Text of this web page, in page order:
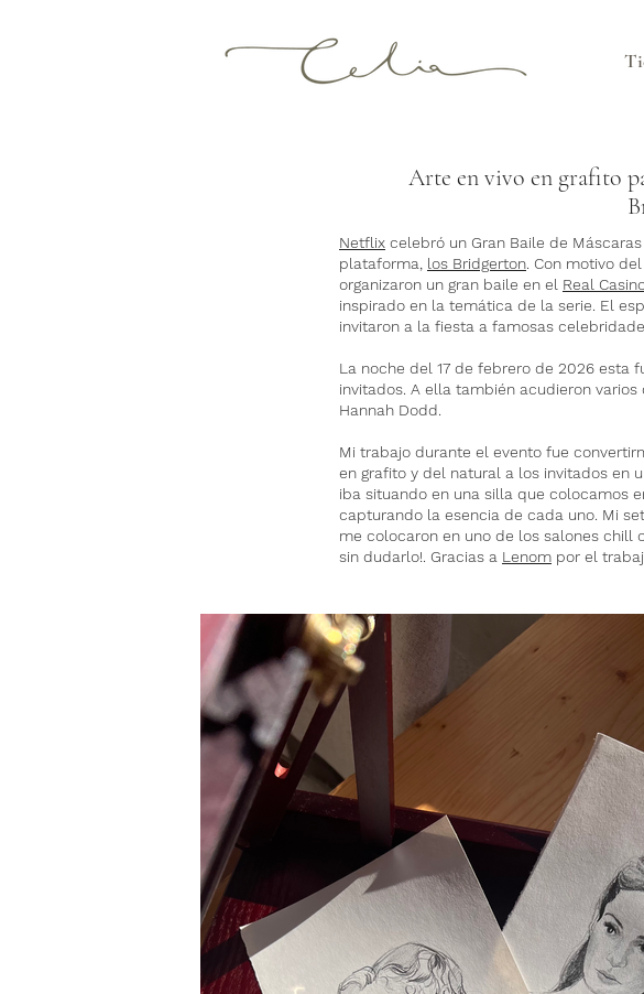
Arte en vivo en grafito
Netflix celebró un Gran Baile de
plataforma, los Bridgerton. Con motivo
organizaron un gran baile en el Real
inspirado en la temática de la serie. El
invitaron a la fiesta a famosas
La noche del 17 de febrero de 2026 esta
invitados. A ella también acudieron
Hannah Dodd.
Mi trabajo durante el evento fue
en grafito y del natural a los invitados en
iba situando en una silla que colocamos
capturando la esencia de cada uno. Mi
me colocaron en uno de los salones chill
sin dudarlo!. Gracias a Lenom por el